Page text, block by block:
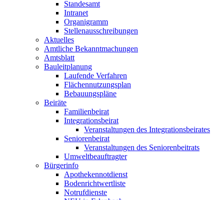
Standesamt
Intranet
Organigramm
Stellenausschreibungen
Aktuelles
Amtliche Bekanntmachungen
Amtsblatt
Bauleitplanung
Laufende Verfahren
Flächennutzungsplan
Bebauungspläne
Beiräte
Familienbeirat
Integrationsbeirat
Veranstaltungen des Integrationsbeirates
Seniorenbeirat
Veranstaltungen des Seniorenbeitrats
Umweltbeauftragter
Bürgerinfo
Apothekennotdienst
Bodenrichtwertliste
Notrufdienste